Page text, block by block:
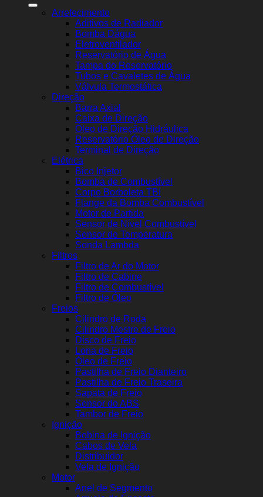
Arrefecimento
Aditivos de Radiador
Bomba Dágua
Eletroventilador
Reservatório de Água
Tampa do Reservatório
Tubos e Cavaletes de Água
Válvula Termostática
Direção
Barra Axial
Caixa de Direção
Óleo de Direção Hidráulica
Reservatório Óleo de Direção
Terminal de Direção
Elétrica
Bico Injetor
Bomba de Combustível
Corpo Borboleta TBI
Flange da Bomba Combustível
Motor de Partida
Sensor de Nível Combustível
Sensor de Temperatura
Sonda Lambda
Filtros
Filtro de Ar do Motor
Filtro de Cabine
Filtro de Combustível
Filtro de Óleo
Freios
Cilindro de Roda
Cilindro Mestre de Freio
Disco de Freio
Lona de Freio
Óleo de Freio
Pastilha de Freio Dianteiro
Pastilha de Freio Traseira
Sapata de Freio
Sensor do ABS
Tambor de Freio
Ignição
Bobina de Ignição
Cabos de Vela
Distribuidor
Vela de Ignição
Motor
Anel de Segmento